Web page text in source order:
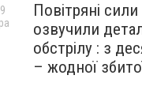
Повітряні
озвучили
обстрілу : з
– жодної